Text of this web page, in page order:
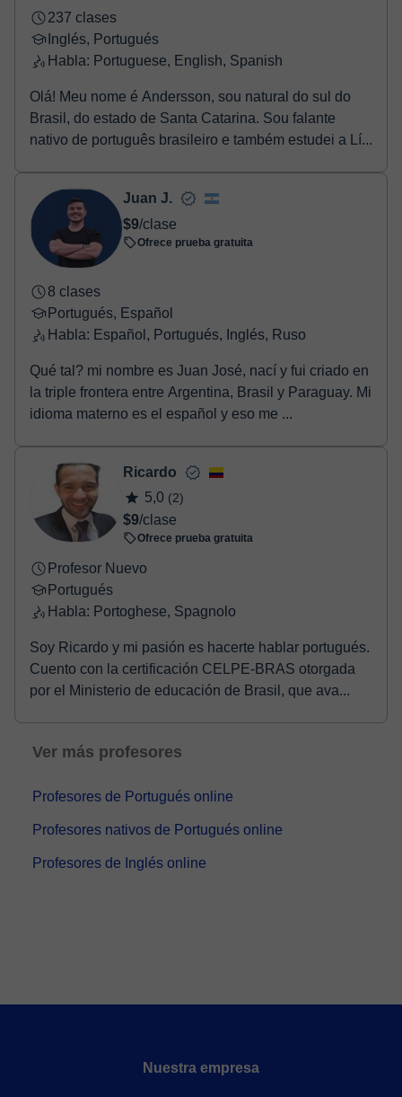
237 clases
Inglés, Portugués
Habla: Portuguese, English, Spanish
Olá! Meu nome é Andersson, sou natural do sul do
Brasil, do estado de Santa Catarina. Sou falante
nativo de português brasileiro e também estudei a Lí...
Juan J.
$9/clase
Ofrece prueba gratuita
8 clases
Portugués, Español
Habla: Español, Portugués, Inglés, Ruso
Qué tal? mi nombre es Juan José, nací y fui criado en
la triple frontera entre Argentina, Brasil y Paraguay. Mi
idioma materno es el español y eso me ...
Ricardo
5,0 (2)
$9/clase
Ofrece prueba gratuita
Profesor Nuevo
Portugués
Habla: Portoghese, Spagnolo
Soy Ricardo y mi pasión es hacerte hablar portugués.
Cuento con la certificación CELPE-BRAS otorgada
por el Ministerio de educación de Brasil, que ava...
Ver más profesores
Profesores de Portugués online
Profesores nativos de Portugués online
Profesores de Inglés online
Nuestra empresa